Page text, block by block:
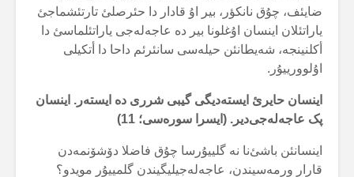
ضایئف، چۇق نانکؤر، بیر اۇ قادار دا حئرصلئ تارتئشماجئ
یاراتئلان اینسان اۇغلونا بیر دە عاجەلەجی یاراتئلماسئ دا
أکلنینجە، شەیطانئن حیلەسی سانئرئم داحا دا أتکیلی
اۇلوورییۇر.
اینسان حایرئ ایستەدیگی گیبی شرری دە ایستەر. اینسان
پک عاجەلەجی‌دیر. (ایسرا سورەسی؛ 11
)
اینسانئن باشئ‌نا نە گلییۇرسا چۇق فاضلا دۆشۆنمەدن
قارار ورمەسیندن، عاجەلەجیلیگیندن گلمییۇر مویدو؟